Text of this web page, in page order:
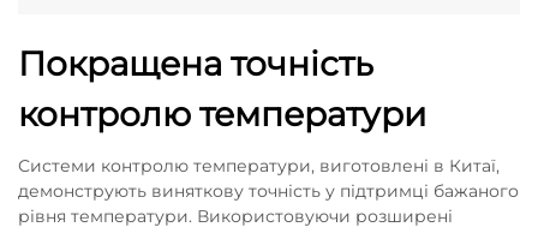
Покращена точність
контролю температури
Системи контролю температури, виготовлені в Китаї,
демонструють виняткову точність у підтримці бажаного
рівня температури. Використовуючи розширені